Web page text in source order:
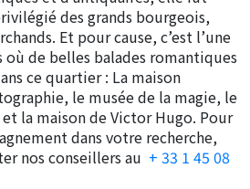
des grands bourgeois,
Et pour cause, c’est l’une
où de belles balades romantiques
ce quartier : La maison
le musée de la magie, le
la maison de Victor Hugo. Pour
dans votre recherche,
nos conseillers au + 33 1 45 08